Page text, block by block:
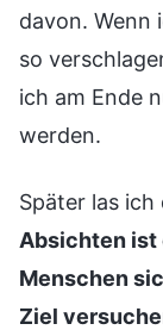
davon. Wenn
so
ich am Ende
werden.
Später las ich
Absichten ist
Menschen
Ziel